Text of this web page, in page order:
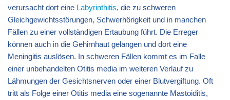
verursacht dort eine Labyrinthitis, die zu schweren
Gleichgewichtsstörungen, Schwerhörigkeit und in manchen
Fällen zu einer vollständigen Ertaubung führt. Die Erreger
können auch in die Gehirnhaut gelangen und dort eine
Meningitis auslösen. In schweren Fällen kommt es im Falle
einer unbehandelten Otitis media im weiteren Verlauf zu
Lähmungen der Gesichtsnerven oder einer Blutvergiftung. Oft
tritt als Folge einer Otitis media eine sogenannte Mastoiditis,